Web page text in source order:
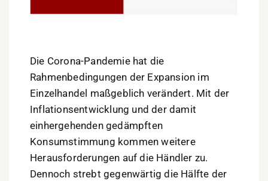
Die Corona-Pandemie hat die
Rahmenbedingungen der Expansion im
Einzelhandel maßgeblich verändert. Mit der
Inflationsentwicklung und der damit
einhergehenden gedämpften
Konsumstimmung kommen weitere
Herausforderungen auf die Händler zu.
Dennoch strebt gegenwärtig die Hälfte der